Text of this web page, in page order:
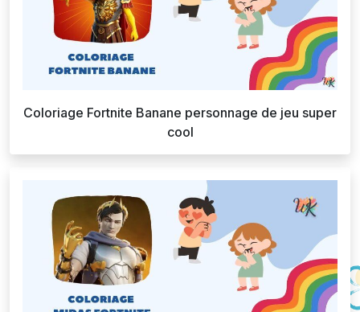
Coloriage Fortnite Banane personnage de jeu super
cool